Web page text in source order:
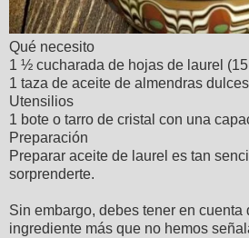
Qué necesito
1 ½ cucharada de hojas de laurel
1 taza de aceite de almendras
Utensilios
1 bote o tarro de cristal con una
Preparación
Preparar aceite de laurel es tan
sorprenderte.
Sin embargo, debes tener en cuenta
ingrediente más que no hemos